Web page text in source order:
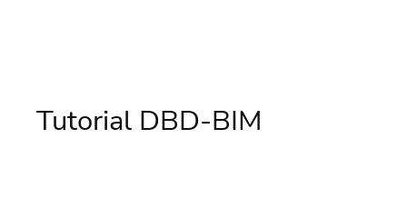
Tutorial DBD-BIM